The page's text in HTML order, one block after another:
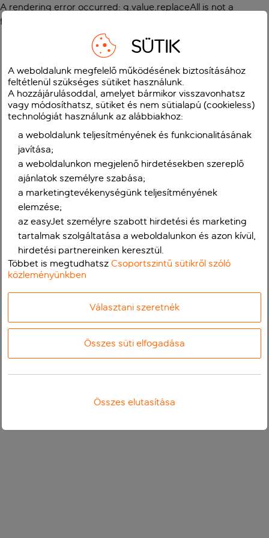
A rendering error occurred: g.value.replaceAll is not a
function
SÜTIK
A weboldalunk megfelelő működésének biztosításához
feltétlenül szükséges sütiket használunk.
A hozzájárulásoddal, amelyet bármikor visszavonhatsz
vagy módosíthatsz, sütiket és nem sütialapú (cookieless)
technológiát használunk az alábbiakhoz:
a weboldalunk teljesítményének és funkcionalitásának
javítása;
a weboldalunkon megjelenő hirdetésekben szereplő
ajánlatok személyre szabása;
a marketingtevékenységünk teljesítményének
elemzése;
az easyJet személyre szabott hirdetési és marketing
tartalmak szolgáltatása a weboldalunkon és azon kívül,
hirdetési partnereinken keresztül.
Többet is megtudhatszCsoportszintű sütikről szóló
közleményünkben
Választani szeretnék
Összes süti elfogadása
Összes elutasítása